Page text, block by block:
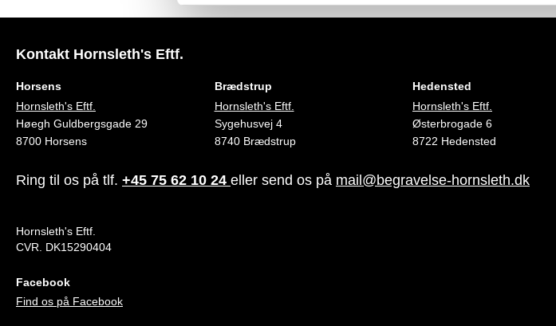
Kontakt Hornsleth's Eftf.
Horsens
Hornsleth's Eftf.
Høegh Guldbergsgade 29
8700 Horsens
Brædstrup
Hornsleth's Eftf.
Sygehusvej 4
8740 Brædstrup
Hedensted
Hornsleth's Eftf.
Østerbrogade 6
8722 Hedensted
Ring til os på tlf. +45 75 62 10 24 eller send os på mail@begravelse-hornsleth.dk
Hornsleth's Eftf.
CVR. DK15290404
Facebook
Find os på Facebook